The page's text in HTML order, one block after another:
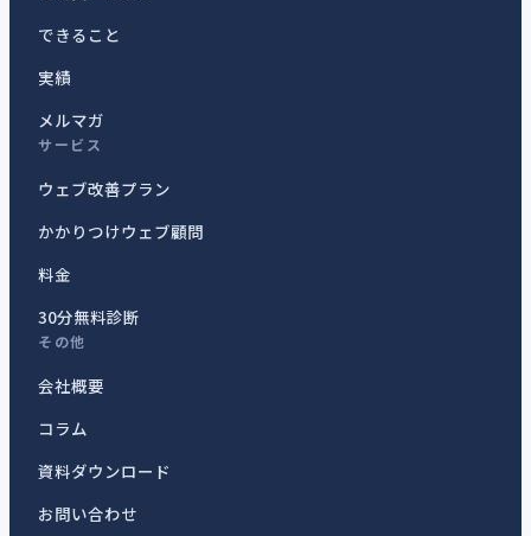
できること
実績
メルマガ
サービス
ウェブ改善プラン
かかりつけウェブ顧問
料金
30分無料診断
その他
会社概要
コラム
資料ダウンロード
お問い合わせ